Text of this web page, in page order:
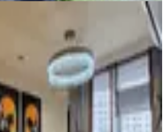
Tarsus Avm Yanı 1+1
Sıfır Daire
Çakmak Mahallesi
·17.03.2026
₺ Geri Dönüş: 13 yıl